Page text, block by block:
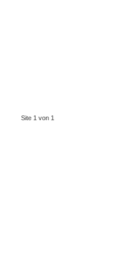
Site 1 von 1